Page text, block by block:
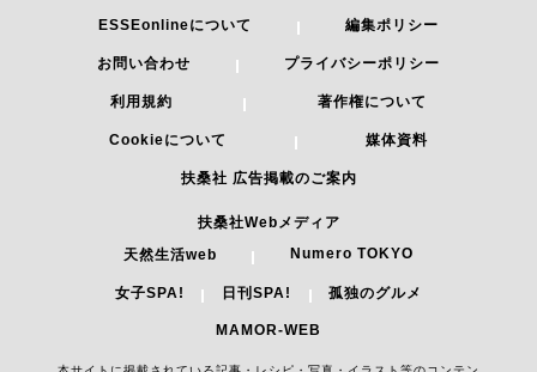
ESSEonlineについて
お問い合わせ プライバシーポリシー
利用規約 著作権について
Cookieについて
扶桑社 広告掲載のご案内